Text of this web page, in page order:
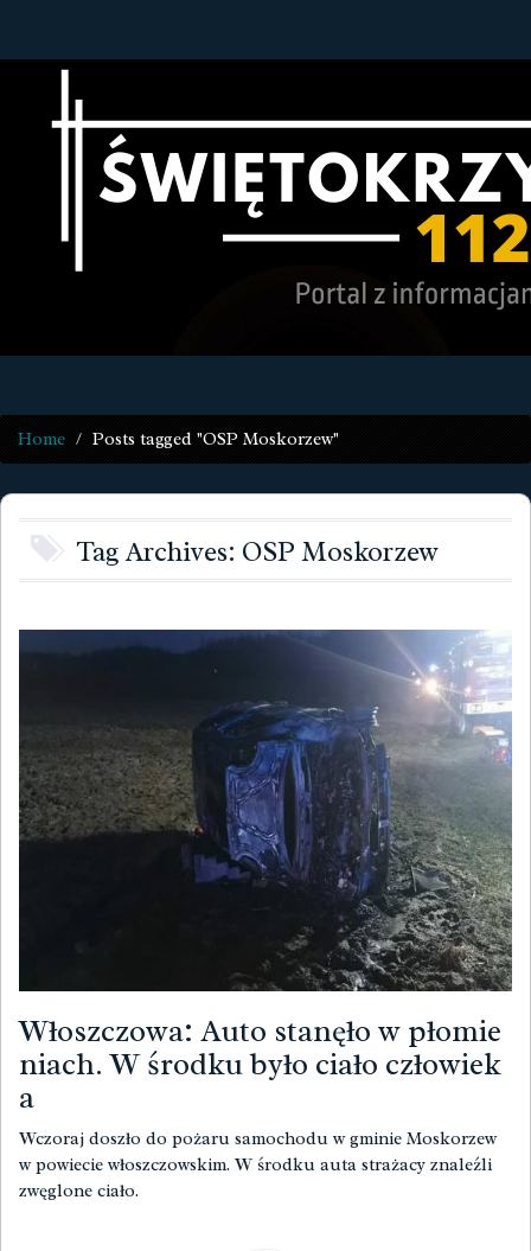
Home Posts tagged "OSP Moskorzew"
Tag Archives: OSP Moskorzew
Włoszczowa: Auto stanęło w płomie
niach. W środku było ciało człowiek
a
Wczoraj doszło do pożaru samochodu w gminie Moskorzew
w powiecie włoszczowskim. W środku auta strażacy znaleźli
zwęglone ciało.